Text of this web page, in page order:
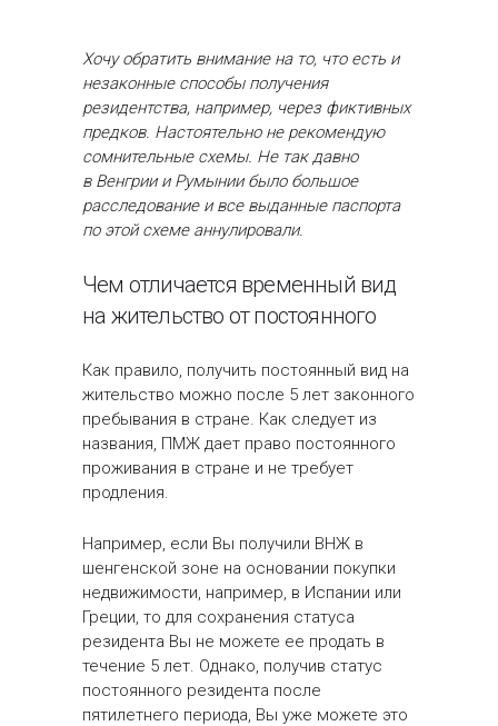
Хочу обратить внимание на то, что есть и
незаконные способы получения
резидентства, например, через фиктивных
предков. Настоятельно не рекомендую
сомнительные схемы. Не так давно
в Венгрии и Румынии было большое
расследование и все выданные паспорта
по этой схеме аннулировали.
Чем отличается временный вид
на жительство от постоянного
Как правило, получить постоянный вид на
жительство можно после 5 лет законного
пребывания в стране. Как следует из
названия, ПМЖ дает право постоянного
проживания в стране и не требует
продления.
Например, если Вы получили ВНЖ в
шенгенской зоне на основании покупки
недвижимости, например, в Испании или
Греции, то для сохранения статуса
резидента Вы не можете ее продать в
течение 5 лет. Однако, получив статус
постоянного резидента после
пятилетнего периода, Вы уже можете это